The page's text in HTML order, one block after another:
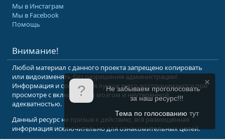
Мы в Инстаграм
Мы в Facebook
Помощь
Внимание!
Любой материал с данного проекта запрещено копировать
или видоизменять без разрешения администрации!
Информация и сообщения лучше всего воспринимаются при
просмотре с включенным мозгом и неутерянной
адекватностью.
Данный ресурс не призыв к действию, вся размещенная
информация исключительно для ознакомительных целей.
Не забываем проголосовать
за наш ресурс!!!
Тема по голосованию тут